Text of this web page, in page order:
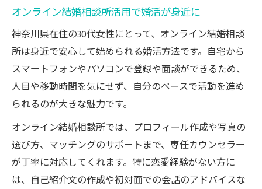
オンライン結婚相談所活用で婚活が身近に
神奈川県在住の30代女性にとって、オンライン結婚相談
所は身近で安心して始められる婚活方法です。自宅から
スマートフォンやパソコンで登録や面談ができるため、
人目や移動時間を気にせず、自分のペースで活動を進め
られるのが大きな魅力です。
オンライン結婚相談所では、プロフィール作成や写真の
選び方、マッチングのサポートまで、専任カウンセラー
が丁寧に対応してくれます。特に恋愛経験がない方に
は、自己紹介文の作成や初対面での会話のアドバイスな